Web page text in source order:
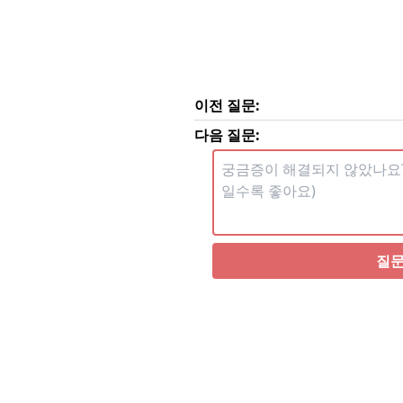
이전 질문:
다음 질문:
질